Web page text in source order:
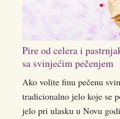
Pire od celera i
sa svinjećim pečenjem
Ako volite finu pečenu
tradicionalno jelo koje se
jelo pri ulasku u Novu